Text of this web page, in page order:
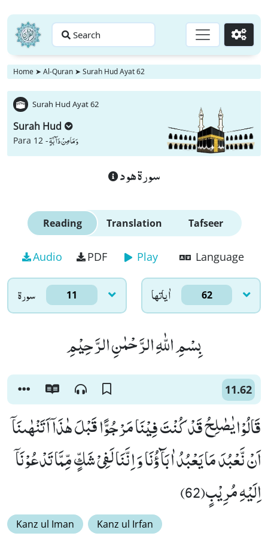
Search Go
Home ➤ Al-Quran ➤ Surah Hud Ayat 62
Surah Hud Ayat 62
Surah Hud
Para 12 -وَ مَا مِنْ دَآبَّةٍ
سورة هود
Reading Translation Tafseer
Audio PDF Play Language
سورۃ 11 اٰياتها 62
بِسْمِ اللّٰهِ الرَّحْمٰنِ الرَّحِیْمِ
11.62
قَالُوْا یٰصٰلِحُ قَدْ كُنْتَ فِیْنَا مَرْجُوًّا قَبْلَ هٰذَاۤ اَتَنْهٰىنَاۤ
اَنْ نَّعْبُدَ مَا یَعْبُدُ اٰبَآؤُنَا وَ اِنَّنَا لَفِیْ شَكٍّ مِّمَّا تَدْعُوْنَاۤ
اِلَیْهِ مُرِیْبٍ(62)
Kanz ul Iman Kanz ul Irfan